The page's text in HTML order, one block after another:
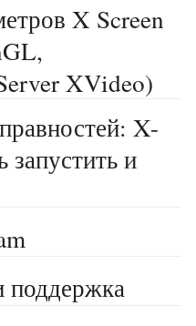
X Screen
XVideo)
X-
запустить и
поддержка